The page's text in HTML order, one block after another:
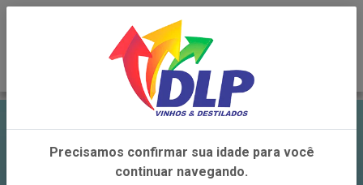
Precisamos confirmar sua idade para você
continuar navegando.